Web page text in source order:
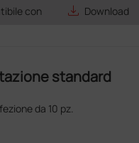
con save_alt Download
standard
da 10 pz.